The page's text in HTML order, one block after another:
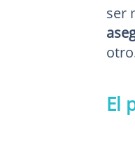
ser
El